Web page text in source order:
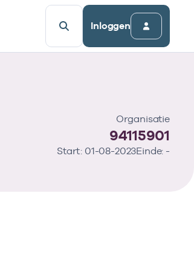
Inloggen
Organisatie
94115901
Start: 01-08-2023Einde: -